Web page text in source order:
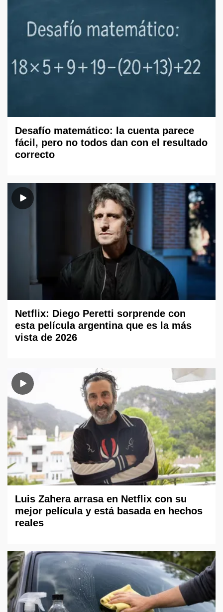
Desafío matemático: la cuenta parece
fácil, pero no todos dan con el resultado
correcto
Netflix: Diego Peretti sorprende con
esta película argentina que es la más
vista de 2026
Luis Zahera arrasa en Netflix con su
mejor película y está basada en hechos
reales